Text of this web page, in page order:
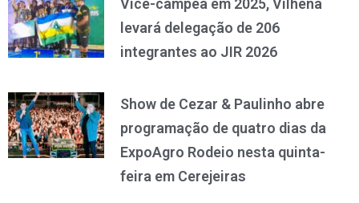
Vice-campeã em 2025, Vilhena
levará delegação de 206
integrantes ao JIR 2026
Show de Cezar & Paulinho abre
programação de quatro dias da
ExpoAgro Rodeio nesta quinta-
feira em Cerejeiras